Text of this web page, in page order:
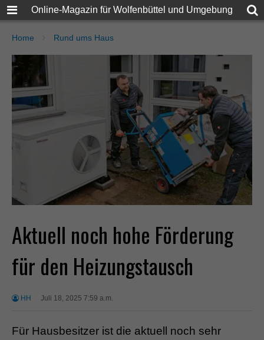
Online-Magazin für Wolfenbüttel und Umgebung
Home Rund ums Haus
Aktuell noch hohe Förderung
für den Heizungstausch
HH Juli 18, 2025 7:59 a.m.
Für Hausbesitzer ist die aktuell noch sehr